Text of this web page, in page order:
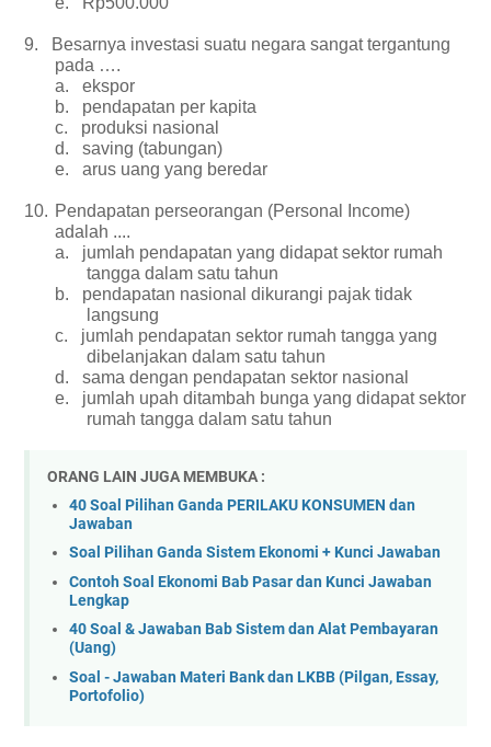
9.
Besarnya investasi suatu negara sangat tergantung
pada ….
a.
ekspor
b.
pendapatan per kapita
c.
produksi nasional
d.
saving (tabungan)
e.
arus uang yang beredar
10. Pendapatan perseorangan (Personal Income)
adalah ....
a.
jumlah pendapatan yang didapat sektor rumah
tangga dalam satu tahun
b.
pendapatan nasional dikurangi pajak tidak
langsung
c.
jumlah pendapatan sektor rumah tangga yang
dibelanjakan dalam satu tahun
d.
sama dengan pendapatan sektor nasional
e.
jumlah upah ditambah bunga yang didapat sektor
rumah tangga dalam satu tahun
ORANG LAIN JUGA MEMBUKA :
40 Soal Pilihan Ganda PERILAKU KONSUMEN dan
Jawaban
Soal Pilihan Ganda Sistem Ekonomi + Kunci Jawaban
Contoh Soal Ekonomi Bab Pasar dan Kunci Jawaban
Lengkap
40 Soal & Jawaban Bab Sistem dan Alat Pembayaran
(Uang)
Soal - Jawaban Materi Bank dan LKBB (Pilgan, Essay,
Portofolio)